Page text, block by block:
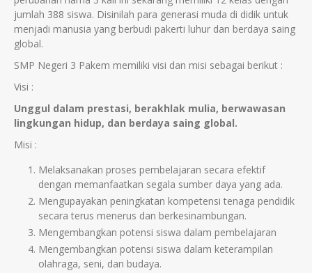
jumlah 388 siswa. Disinilah para generasi muda di didik untuk
menjadi manusia yang berbudi pakerti luhur dan berdaya saing
global.
SMP Negeri 3 Pakem memiliki visi dan misi sebagai berikut :
Visi :
Unggul dalam prestasi, berakhlak mulia, berwawasan
lingkungan hidup, dan berdaya saing global.
Misi :
Melaksanakan proses pembelajaran secara efektif
dengan memanfaatkan segala sumber daya yang ada.
Mengupayakan peningkatan kompetensi tenaga pendidik
secara terus menerus dan berkesinambungan.
Mengembangkan potensi siswa dalam pembelajaran
Mengembangkan potensi siswa dalam keterampilan
olahraga, seni, dan budaya.